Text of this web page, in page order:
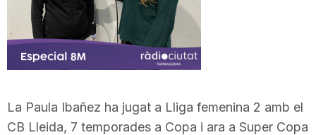
La Paula Ibañez ha jugat a Lliga femenina 2 amb el
CB Lleida, 7 temporades a Copa i ara a Super Copa